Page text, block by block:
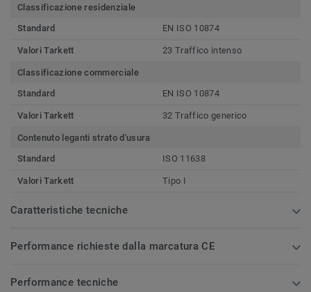
Classificazione residenziale
Standard
EN ISO 10874
Valori Tarkett 23 Traffico intenso
Classificazione commerciale
Standard
EN ISO 10874
Valori Tarkett 32 Traffico generico
Contenuto leganti strato d'usura
Standard
ISO 11638
Valori Tarkett Tipo I
Caratteristiche tecniche
Performance richieste dalla marcatura CE
Performance tecniche